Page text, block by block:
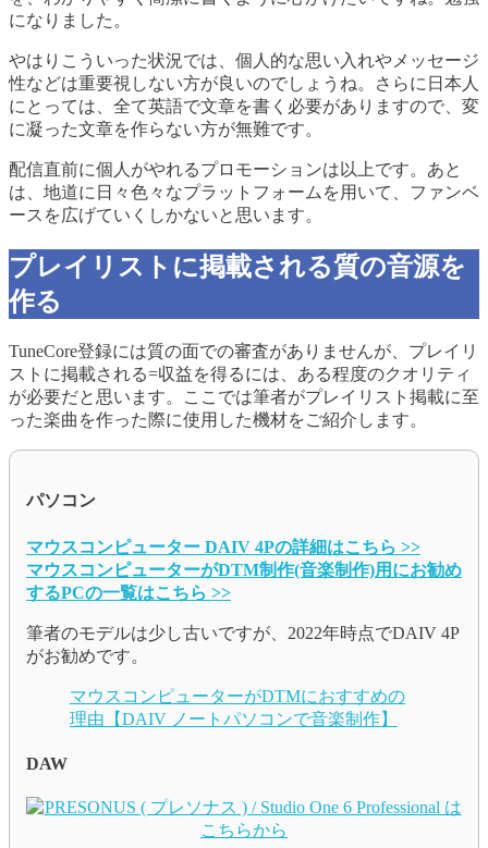
になりました。
やはりこういった状況では、個人的な思い入れやメッセージ
性などは重要視しない方が良いのでしょうね。さらに日本人
にとっては、全て英語で文章を書く必要がありますので、変
に凝った文章を作らない方が無難です。
配信直前に個人がやれるプロモーションは以上です。あと
は、地道に日々色々なプラットフォームを用いて、ファンベ
ースを広げていくしかないと思います。
プレイリストに掲載される質の音源を
作る
TuneCore登録には質の面での審査がありませんが、プレイリ
ストに掲載される=収益を得るには、ある程度のクオリティ
が必要だと思います。ここでは筆者がプレイリスト掲載に至
った楽曲を作った際に使用した機材をご紹介します。
パソコン
マウスコンピューター DAIV 4Pの詳細はこちら >>
マウスコンピューターがDTM制作(音楽制作)用にお勧め
するPCの一覧はこちら >>
筆者のモデルは少し古いですが、2022年時点でDAIV 4P
がお勧めです。
マウスコンピューターがDTMにおすすめの
理由【DAIV ノートパソコンで音楽制作】
DAW